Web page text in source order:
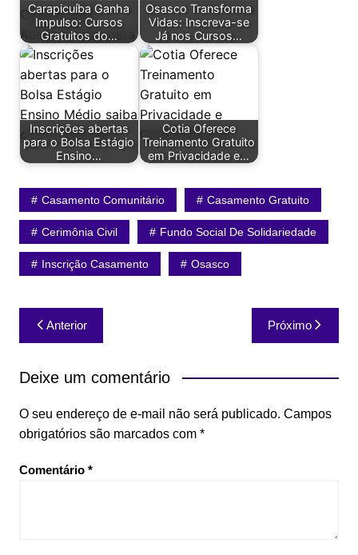
Carapicuíba Ganha
Impulso: Cursos
Gratuitos do…
Osasco Transforma
Vidas: Inscreva-se
Já nos Cursos…
Inscrições abertas
para o Bolsa Estágio
Ensino…
Cotia Oferece
Treinamento Gratuito
em Privacidade e…
Casamento Comunitário Casamento Gratuito
Cerimônia Civil Fundo Social De Solidariedade
Inscrição Casamento Osasco
Navegação
de
Post
Anterior Próximo
Deixe um comentário
O seu endereço de e-mail não será publicado. Campos
obrigatórios são marcados com *
Comentário *